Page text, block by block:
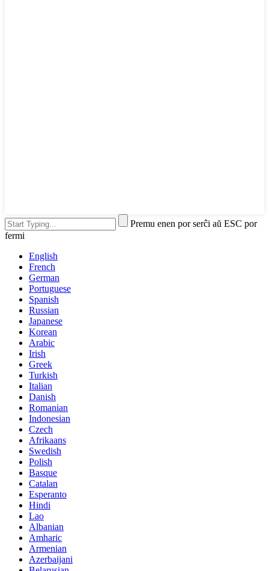
Premu enen por serĉi aŭ ESC por
fermi
English
French
German
Portuguese
Spanish
Russian
Japanese
Korean
Arabic
Irish
Greek
Turkish
Italian
Danish
Romanian
Indonesian
Czech
Afrikaans
Swedish
Polish
Basque
Catalan
Esperanto
Hindi
Lao
Albanian
Amharic
Armenian
Azerbaijani